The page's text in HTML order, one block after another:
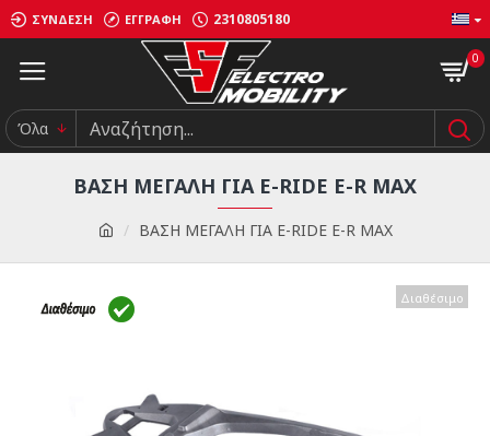
ΣΎΝΔΕΣΗ ΕΓΓΡΑΦΉ 2310805180
0
Όλα
ΒΑΣΗ ΜΕΓΑΛΗ ΓΙΑ E-RIDE E-R MAX
ΒΑΣΗ ΜΕΓΑΛΗ ΓΙΑ E-RIDE E-R MAX
Διαθέσιμο